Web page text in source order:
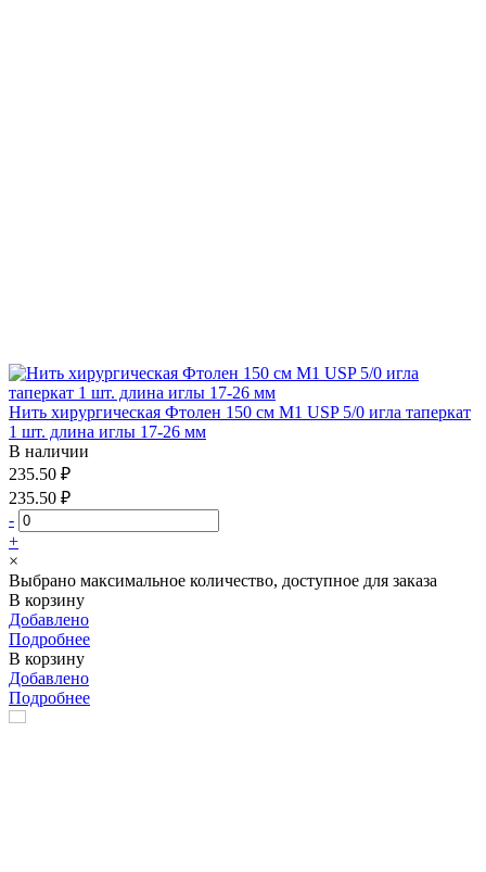
Нить хирургическая Фтолен 150 см М1 USP 5/0 игла таперкат
1 шт. длина иглы 17-26 мм
В наличии
235.50 ₽
235.50 ₽
-
+
×
Выбрано максимальное количество, доступное для заказа
В корзину
Добавлено
Подробнее
В корзину
Добавлено
Подробнее